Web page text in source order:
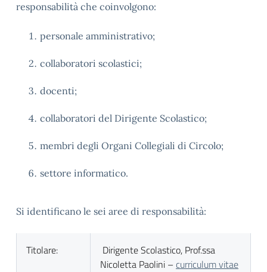
responsabilità che coinvolgono:
personale amministrativo;
collaboratori scolastici;
docenti;
collaboratori del Dirigente Scolastico;
membri degli Organi Collegiali di Circolo;
settore informatico.
Si identificano le sei aree di responsabilità:
Titolare:
Dirigente Scolastico, Prof.ssa
Nicoletta Paolini – curriculum vitae